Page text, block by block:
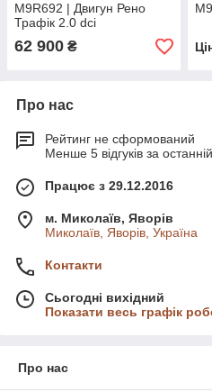
M9R692 | Двигун Рено
Трафік 2.0 dci
62 900 ₴
Про нас
Рейтинг не сформований
Менше 5 відгуків за
Працює з 29.12.2016
м. Миколаїв, Яворів
Миколаїв, Яворів, Україна
Контакти
Сьогодні вихідний
Показати весь графік
Про нас